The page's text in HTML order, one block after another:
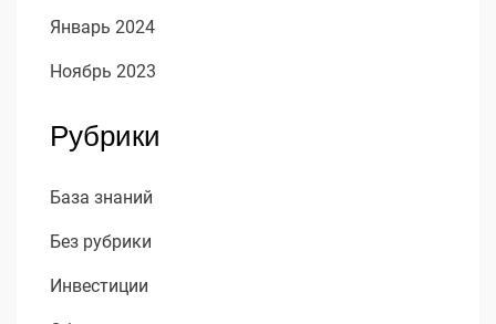
Январь 2024
Ноябрь 2023
Рубрики
База знаний
Без рубрики
Инвестиции